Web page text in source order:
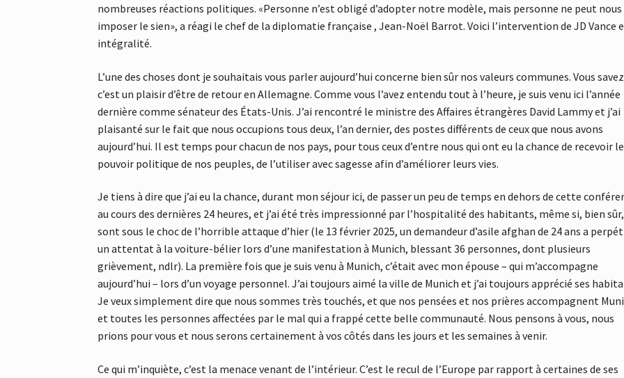
nombreuses réactions politiques. «Personne n’est obligé d’adopter notre modèle, mais personne ne peut nous
imposer le sien», a réagi le chef de la diplomatie française , Jean-Noël Barrot. Voici l’intervention de JD Vance
intégralité.
L’une des choses dont je souhaitais vous parler aujourd’hui concerne bien sûr nos valeurs communes. Vous
c’est un plaisir d’être de retour en Allemagne. Comme vous l’avez entendu tout à l’heure, je suis venu ici l’année
dernière comme sénateur des États-Unis. J’ai rencontré le ministre des Affaires étrangères David Lammy et j’ai
plaisanté sur le fait que nous occupions tous deux, l’an dernier, des postes différents de ceux que nous avons
aujourd’hui. Il est temps pour chacun de nos pays, pour tous ceux d’entre nous qui ont eu la chance de recevoir le
pouvoir politique de nos peuples, de l’utiliser avec sagesse afin d’améliorer leurs vies.
Je tiens à dire que j’ai eu la chance, durant mon séjour ici, de passer un peu de temps en dehors de cette
au cours des dernières 24 heures, et j’ai été très impressionné par l’hospitalité des habitants, même si, bien
sont sous le choc de l’horrible attaque d’hier (le 13 février 2025, un demandeur d’asile afghan de 24 ans a
un attentat à la voiture-bélier lors d’une manifestation à Munich, blessant 36 personnes, dont plusieurs
grièvement, ndlr). La première fois que je suis venu à Munich, c’était avec mon épouse – qui m’accompagne
aujourd’hui – lors d’un voyage personnel. J’ai toujours aimé la ville de Munich et j’ai toujours apprécié ses
Je veux simplement dire que nous sommes très touchés, et que nos pensées et nos prières accompagnent
et toutes les personnes affectées par le mal qui a frappé cette belle communauté. Nous pensons à vous, nous
prions pour vous et nous serons certainement à vos côtés dans les jours et les semaines à venir.
Ce qui m’inquiète, c’est la menace venant de l’intérieur. C’est le recul de l’Europe par rapport à certaines de ses